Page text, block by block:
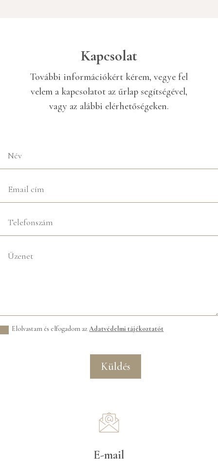
Kapcsolat
További információkért kérem, vegye fel
velem a kapcsolatot az űrlap segítségével,
vagy az alábbi elérhetőségeken.
Elolvastam és elfogadom azAdatvédelmi tájékoztatót
Küldés
E-mail